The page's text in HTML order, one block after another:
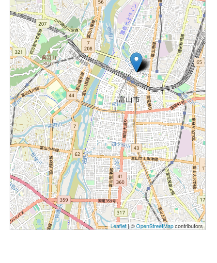
NＦ5340 とやま国際センター 令和８年度 語学講
座 ポルトガル語講座初級
2026年5月25日～2027年3月16日
公益財団法人とやま国際センター[マップ]
NＦ5341 とやま国際センター 令和８年度 語学講座
ベトナム語講座入門
2026年4月12日～2026年10月4日
公益財団法人とやま国際センター[マップ]
NＦ5342 とやま国際センター 令和８年度 語学講座
ベトナム語講座初級
2026年4月13日～2027年3月1日
公益財団法人とやま国際センター[マップ]
NＦ5343 とやま国際センター 令和８年度 語学講座
インドネシア語講座入門
2026年4月19日～2026年10月4日
公益財団法人とやま国際センター[マップ]
Leaflet| ©OpenStreetMapcontributors